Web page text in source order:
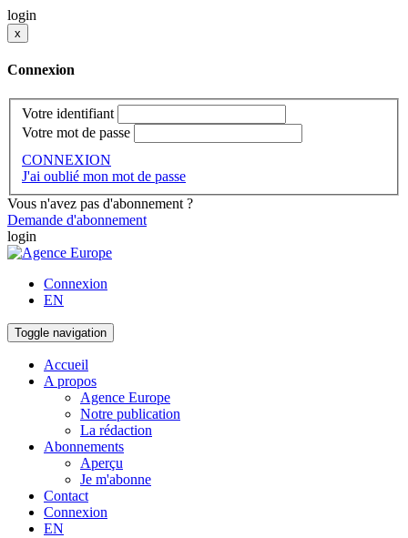
login
x
Connexion
Votre identifiant
Votre mot de passe
CONNEXION
J'ai oublié mon mot de passe
Vous n'avez pas d'abonnement ?
Demande d'abonnement
login
Connexion
EN
Toggle navigation
Accueil
A propos
Agence Europe
Notre publication
La rédaction
Abonnements
Aperçu
Je m'abonne
Contact
Connexion
EN